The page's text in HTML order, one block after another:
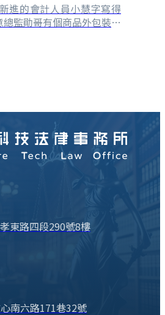
進的會計人員小慧字寫得
監勛哥有個商品外包裝設
需要以手寫文案的方式處
忙手寫文案，果然成品受到
著作⋯
東路四段290號8樓
南六路171巷32號